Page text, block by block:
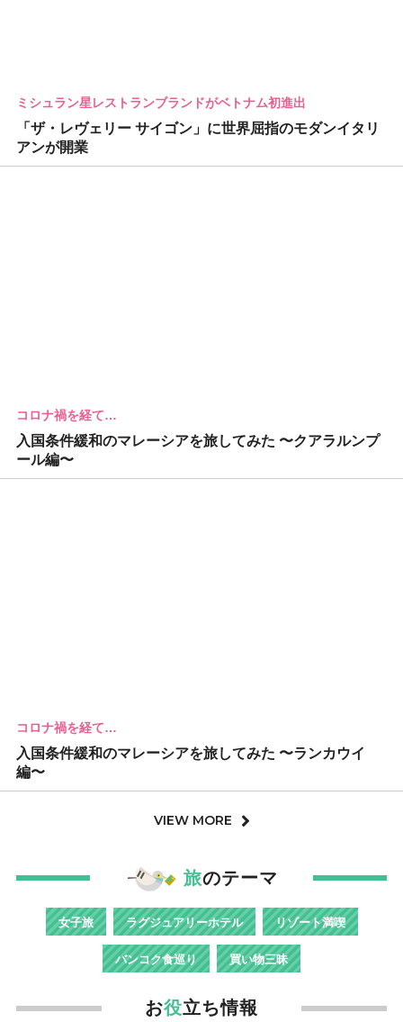
ミシュラン星レストランブランドがベトナム初進出
「ザ・レヴェリー サイゴン」に世界屈指のモダンイタリ
アンが開業
コロナ禍を経て…
入国条件緩和のマレーシアを旅してみた 〜クアラルンプ
ール編〜
コロナ禍を経て…
入国条件緩和のマレーシアを旅してみた 〜ランカウイ
編〜
VIEW MORE
旅のテーマ
女子旅 ラグジュアリーホテル リゾート満喫
バンコク食巡り 買い物三昧
お役立ち情報